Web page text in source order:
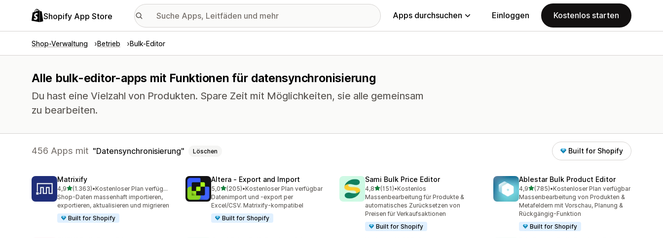
Shopify App Store Apps durchsuchen Einloggen Kostenlos starten
Shop-Verwaltung Betrieb Bulk-Editor
Alle bulk-editor-apps mit Funktionen für datensynchronisierung
Du hast eine Vielzahl von Produkten. Spare Zeit mit Möglichkeiten, sie alle gemeinsam
zu bearbeiten.
456 Apps mit Datensynchronisierung Löschen Built for Shopify
Matrixify
4,9von 5 Sternen
(1.363)
1363 Rezensionen insgesamt
•
Kostenloser Plan verfügbar
Shop-Daten massenhaft importieren,
exportieren, aktualisieren und migrieren
Built for Shopify
Altera ‑ Export and Import
5,0von 5 Sternen
(205)
205 Rezensionen insgesamt
•Kostenloser Plan verfügbar
Datenimport und -export per
Excel/CSV. Matrixify-kompatibel
Built for Shopify
Sami Bulk Price Editor
4,8von 5 Sternen
(151)
151 Rezensionen insgesamt
•Kostenlos
Massenbearbeitung für Produkte &
automatisches Zurücksetzen von
Preisen für Verkaufsaktionen
Built for Shopify
Ablestar Bulk Product Editor
4,9von 5 Sternen
(785)
785 Rezensionen insgesamt
•Kostenloser Plan verfügbar
Massenbearbeitung von Produkten &
Metafeldern mit Vorschau, Planung &
Rückgängig-Funktion
Built for Shopify